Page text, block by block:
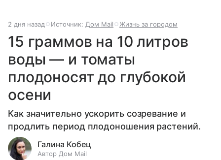
2 дня назад Источник: Дом Mail Жизнь за городом
15 граммов на 10 литров
воды — и томаты
плодоносят до глубокой
осени
Как значительно ускорить созревание и
продлить период плодоношения растений.
Галина Кобец
Автор Дом Mail